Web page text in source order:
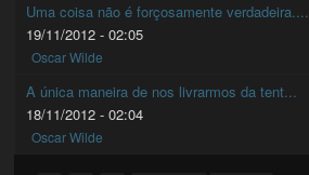
Uma coisa não é forçosamente verdadeira....
19/11/2012 - 02:05
Oscar Wilde
A única maneira de nos livrarmos da tent...
18/11/2012 - 02:04
Oscar Wilde